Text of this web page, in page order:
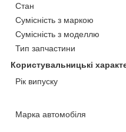
Стан
Сумісність з маркою
Сумісність з моделлю
Тип запчастини
Користувальницькі
Рік випуску
Марка автомобіля